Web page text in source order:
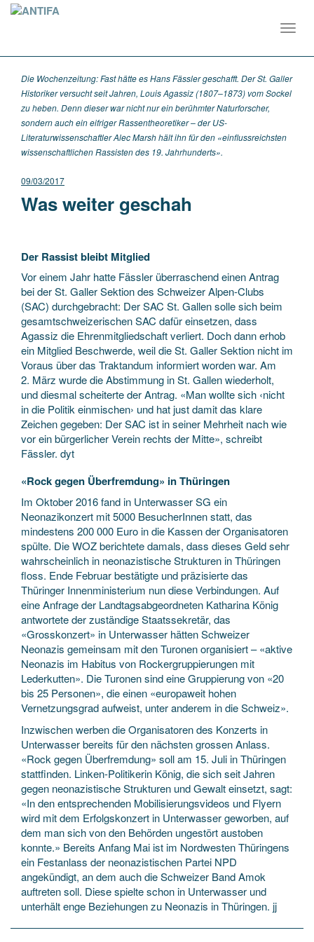
Die Wochenzeitung: Fast hätte es Hans Fässler geschafft. Der St. Galler
Historiker versucht seit Jahren, Louis Agassiz (1807–1873) vom Sockel
zu heben. Denn dieser war nicht nur ein berühmter Naturforscher,
sondern auch ein eifriger Rassentheoretiker – der US-
Literaturwissenschaftler Alec Marsh hält ihn für den «einflussreichsten
wissenschaftlichen Rassisten des 19. Jahrhunderts».
09/03/2017
Was weiter geschah
Der Rassist bleibt Mitglied
Vor einem Jahr hatte Fässler überraschend einen Antrag
bei der St. Galler Sektion des Schweizer Alpen-Clubs
(SAC) durchgebracht: Der SAC St. Gallen solle sich beim
gesamtschweizerischen SAC dafür einsetzen, dass
Agassiz die Ehrenmitgliedschaft verliert. Doch dann erhob
ein Mitglied Beschwerde, weil die St. Galler Sektion nicht im
Voraus über das Traktandum informiert worden war. Am
2. März wurde die Abstimmung in St. Gallen wiederholt,
und diesmal scheiterte der Antrag. «Man wollte sich ‹nicht
in die Politik einmischen› und hat just damit das klare
Zeichen gegeben: Der SAC ist in seiner Mehrheit nach wie
vor ein bürgerlicher Verein rechts der Mitte», schreibt
Fässler. dyt
«Rock gegen Überfremdung» in Thüringen
Im Oktober 2016 fand in Unterwasser SG ein
Neonazikonzert mit 5000 BesucherInnen statt, das
mindestens 200 000 Euro in die Kassen der Organisatoren
spülte. Die WOZ berichtete damals, dass dieses Geld sehr
wahrscheinlich in neonazistische Strukturen in Thüringen
floss. Ende Februar bestätigte und präzisierte das
Thüringer Innenministerium nun diese Verbindungen. Auf
eine Anfrage der Landtagsabgeordneten Katharina König
antwortete der zuständige Staatssekretär, das
«Grosskonzert» in Unterwasser hätten Schweizer
Neonazis gemeinsam mit den Turonen organisiert – «aktive
Neonazis im Habitus von Rockergruppierungen mit
Lederkutten». Die Turonen sind eine Gruppierung von «20
bis 25 Personen», die einen «europaweit hohen
Vernetzungsgrad aufweist, unter anderem in die Schweiz».
Inzwischen werben die Organisatoren des Konzerts in
Unterwasser bereits für den nächsten grossen Anlass.
«Rock gegen Überfremdung» soll am 15. Juli in Thüringen
stattfinden. Linken-Politikerin König, die sich seit Jahren
gegen neonazistische Strukturen und Gewalt einsetzt, sagt:
«In den entsprechenden Mobilisierungsvideos und Flyern
wird mit dem Erfolgskonzert in Unterwasser geworben, auf
dem man sich von den Behörden ungestört austoben
konnte.» Bereits Anfang Mai ist im Nordwesten Thüringens
ein Festanlass der neonazistischen Partei NPD
angekündigt, an dem auch die Schweizer Band Amok
auftreten soll. Diese spielte schon in Unterwasser und
unterhält enge Beziehungen zu Neonazis in Thüringen. jj